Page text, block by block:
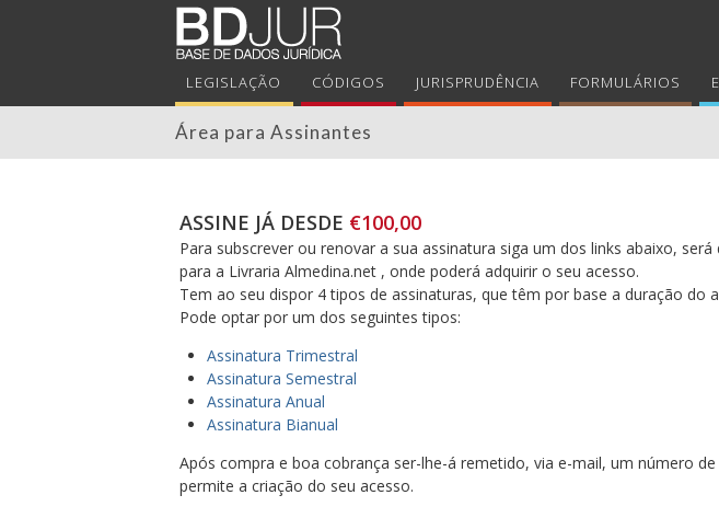
LEGISLAÇÃO CÓDIGOS JURISPRUDÊNCIA FORMULÁRIOS
Área para Assinantes
ASSINE JÁ DESDE €100,00
Para subscrever ou renovar a sua assinatura siga um dos links abaixo, será
para a Livraria Almedina.net , onde poderá adquirir o seu acesso.
Tem ao seu dispor 4 tipos de assinaturas, que têm por base a duração do
Pode optar por um dos seguintes tipos:
Assinatura Trimestral
Assinatura Semestral
Assinatura Anual
Assinatura Bianual
Após compra e boa cobrança ser-lhe-á remetido, via e-mail, um número de
permite a criação do seu acesso.